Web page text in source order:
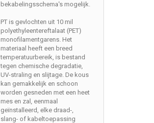
bekabelingsschema's mogelijk.
PT is gevlochten uit 10 mil
polyethyleentereftalaat (PET)
monofilamentgarens. Het
materiaal heeft een breed
temperatuurbereik, is bestand
tegen chemische degradatie,
UV-straling en slijtage. De kous
kan gemakkelijk en schoon
worden gesneden met een heet
mes en zal, eenmaal
geïnstalleerd, elke draad-,
slang- of kabeltoepassing